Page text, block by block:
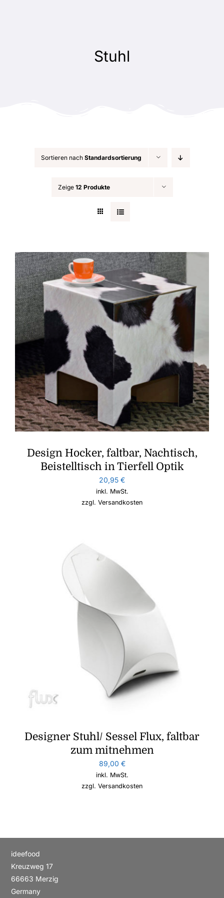
Stuhl
Sortieren nach Standardsortierung
Zeige 12 Produkte
Design Hocker, faltbar, Nachtisch,
Beistelltisch in Tierfell Optik
20,95 €
inkl. MwSt.
zzgl. Versandkosten
Designer Stuhl/ Sessel Flux, faltbar
zum mitnehmen
89,00 €
inkl. MwSt.
zzgl. Versandkosten
ideefood
Kreuzweg 17
66663 Merzig
Germany